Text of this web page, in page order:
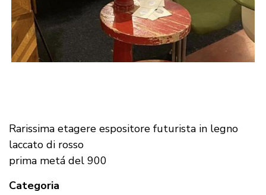
Rarissima etagere espositore futurista in legno
laccato di rosso
prima metá del 900
Categoria